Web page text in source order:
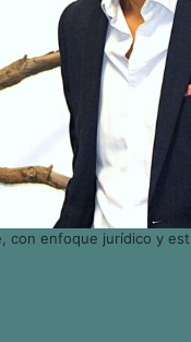
con enfoque jurídico y